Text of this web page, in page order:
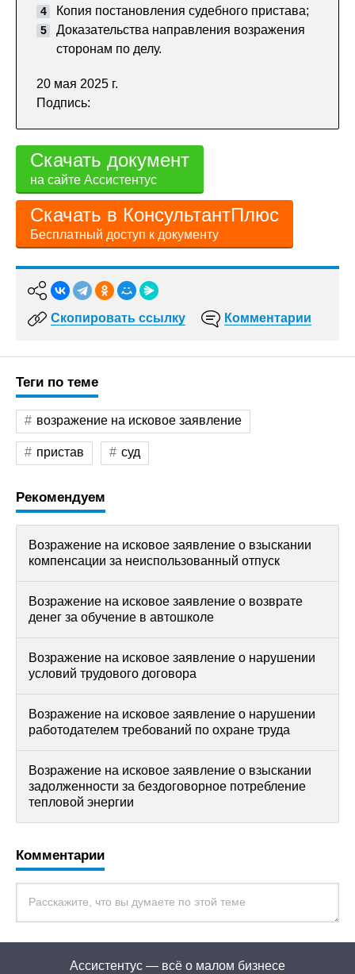
Копия постановления судебного пристава;
Доказательства направления возражения
сторонам по делу.
20 мая 2025 г.
Подпись:
Скачать документ
на сайте Ассистентус
Скачать в КонсультантПлюс
Бесплатный доступ к документу
Скопировать ссылку Комментарии
Теги по теме
возражение на исковое заявление
пристав суд
Рекомендуем
Возражение на исковое заявление о взыскании
компенсации за неиспользованный отпуск
Возражение на исковое заявление о возврате
денег за обучение в автошколе
Возражение на исковое заявление о нарушении
условий трудового договора
Возражение на исковое заявление о нарушении
работодателем требований по охране труда
Возражение на исковое заявление о взыскании
задолженности за бездоговорное потребление
тепловой энергии
Комментарии
Ассистентус — всё о малом бизнесе